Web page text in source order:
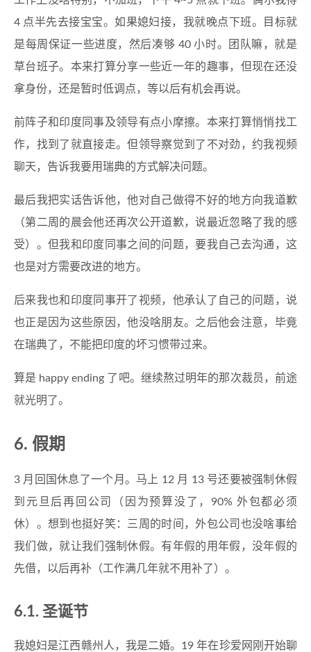
4 点半先去接宝宝。如果媳妇接，我就晚点下班。目标就
是每周保证一些进度，然后凑够 40 小时。团队嘛，就是
草台班子。本来打算分享一些近一年的趣事，但现在还没
拿身份，还是暂时低调点，等以后有机会再说。
前阵子和印度同事及领导有点小摩擦。本来打算悄悄找工
作，找到了就直接走。但领导察觉到了不对劲，约我视频
聊天，告诉我要用瑞典的方式解决问题。
最后我把实话告诉他，他对自己做得不好的地方向我道歉
（第二周的晨会他还再次公开道歉，说最近忽略了我的感
受）。但我和印度同事之间的问题，要我自己去沟通，这
也是对方需要改进的地方。
后来我也和印度同事开了视频，他承认了自己的问题，说
也正是因为这些原因，他没啥朋友。之后他会注意，毕竟
在瑞典了，不能把印度的坏习惯带过来。
算是 happy ending 了吧。继续熬过明年的那次裁员，前途
就光明了。
6. 假期
3 月回国休息了一个月。马上 12 月 13 号还要被强制休假
到元旦后再回公司（因为预算没了，90% 外包都必须
休）。想到也挺好笑：三周的时间，外包公司也没啥事给
我们做，就让我们强制休假。有年假的用年假，没年假的
先借，以后再补（工作满几年就不用补了）。
6.1. 圣诞节
我媳妇是江西赣州人，我是二婚。19 年在珍爱网刚开始聊